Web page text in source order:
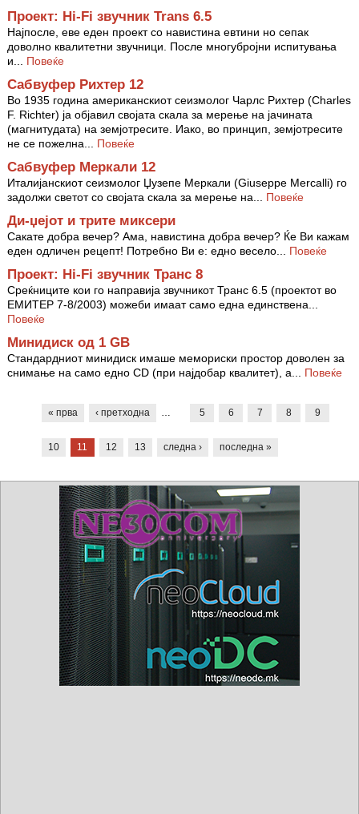
Проект: Hi-Fi звучник Trans 6.5
Најпосле, еве еден проект со навистина евтини но сепак
доволно квалитетни звучници. После многубројни испитувања
и... Повеќе
Сабвуфер Рихтер 12
Во 1935 година американскиот сеизмолог Чарлс Рихтер (Charles
F. Richter) ја објавил својата скала за мерење на јачината
(магнитудата) на земјотресите. Иако, во принцип, земјотресите
не се пожелна... Повеќе
Сабвуфер Меркали 12
Италијанскиот сеизмолог Џузепе Меркали (Giuseppe Mercalli) го
задолжи светот со својата скала за мерење на... Повеќе
Ди-џејот и трите миксери
Сакате добра вечер? Ама, навистина добра вечер? Ќе Ви кажам
еден одличен рецепт! Потребно Ви е: едно весело... Повеќе
Проект: Hi-Fi звучник Транс 8
Среќниците кои го направија звучникот Транс 6.5 (проектот во
ЕМИТЕР 7-8/2003) можеби имаат само една единствена...
Повеќе
Минидиск од 1 GB
Стандардниот минидиск имаше мемориски простор доволен за
снимање на само едно CD (при најдобар квалитет), а... Повеќе
« прва ‹ претходна … 5 6 7 8 9
10 11 12 13 следна › последна »